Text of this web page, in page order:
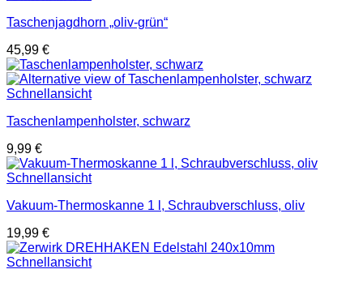
Taschenjagdhorn „oliv-grün“
45,99 €
Schnellansicht
Taschenlampenholster, schwarz
9,99 €
Schnellansicht
Vakuum-Thermoskanne 1 l, Schraubverschluss, oliv
19,99 €
Schnellansicht